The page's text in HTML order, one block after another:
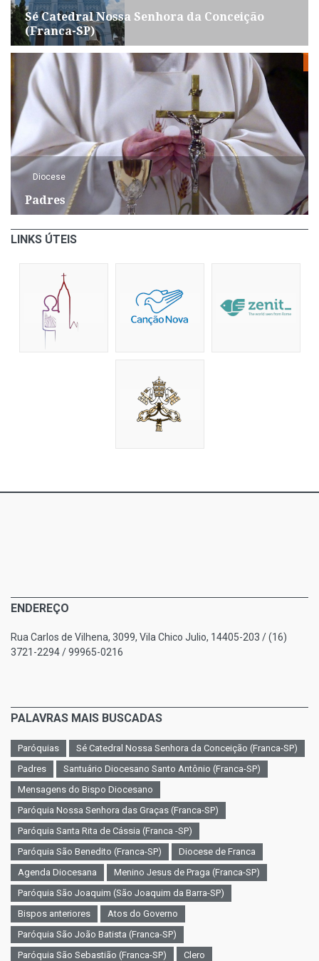
Sé Catedral Nossa Senhora da Conceição
(Franca-SP)
Diocese
Padres
LINKS ÚTEIS
ENDEREÇO
Rua Carlos de Vilhena, 3099, Vila Chico Julio, 14405-203 / (16)
3721-2294 / 99965-0216
PALAVRAS MAIS BUSCADAS
Paróquias
Sé Catedral Nossa Senhora da Conceição (Franca-SP)
Padres
Santuário Diocesano Santo Antônio (Franca-SP)
Mensagens do Bispo Diocesano
Paróquia Nossa Senhora das Graças (Franca-SP)
Paróquia Santa Rita de Cássia (Franca -SP)
Paróquia São Benedito (Franca-SP)
Diocese de Franca
Agenda Diocesana
Menino Jesus de Praga (Franca-SP)
Paróquia São Joaquim (São Joaquim da Barra-SP)
Bispos anteriores
Atos do Governo
Paróquia São João Batista (Franca-SP)
Paróquia São Sebastião (Franca-SP)
Clero